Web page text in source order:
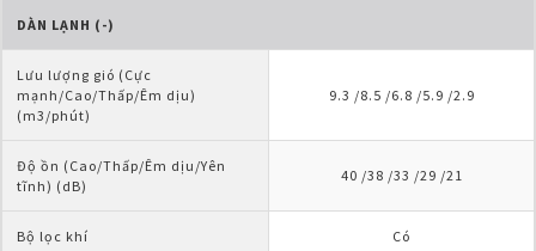
DÀN LẠNH (-)
Lưu lượng gió (Cực
mạnh/Cao/Thấp/Êm dịu)
(m3/phút)
9.3 /8.5 /6.8 /5.9 /2.9
Độ ồn (Cao/Thấp/Êm dịu/Yên
tĩnh) (dB)
40 /38 /33 /29 /21
Bộ lọc khí Có